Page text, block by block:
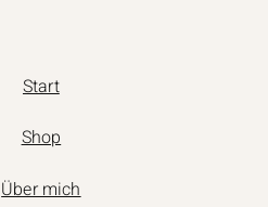
Shop
Start
Über mich